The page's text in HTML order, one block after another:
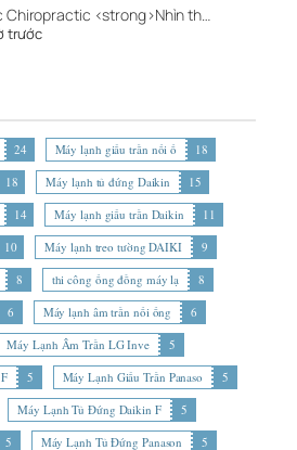
Chiropractic <strong>Nhìn th…
trước
24 Máy lạnh giấu trần nối ố
18
18 Máy lạnh tủ đứng Daikin
15
14 Máy lạnh giấu trần Daikin
11
10 Máy lạnh treo tường DAIKI
9
8 thi công ống đồng máy lạ
8
6 Máy lạnh âm trần nối ống
6
Máy Lạnh Âm Trần LG Inve
5
5 Máy Lạnh Giấu Trần Panaso
5
Máy Lạnh Tủ Đứng Daikin F
5
5 Máy Lạnh Tủ Đứng Panason 5